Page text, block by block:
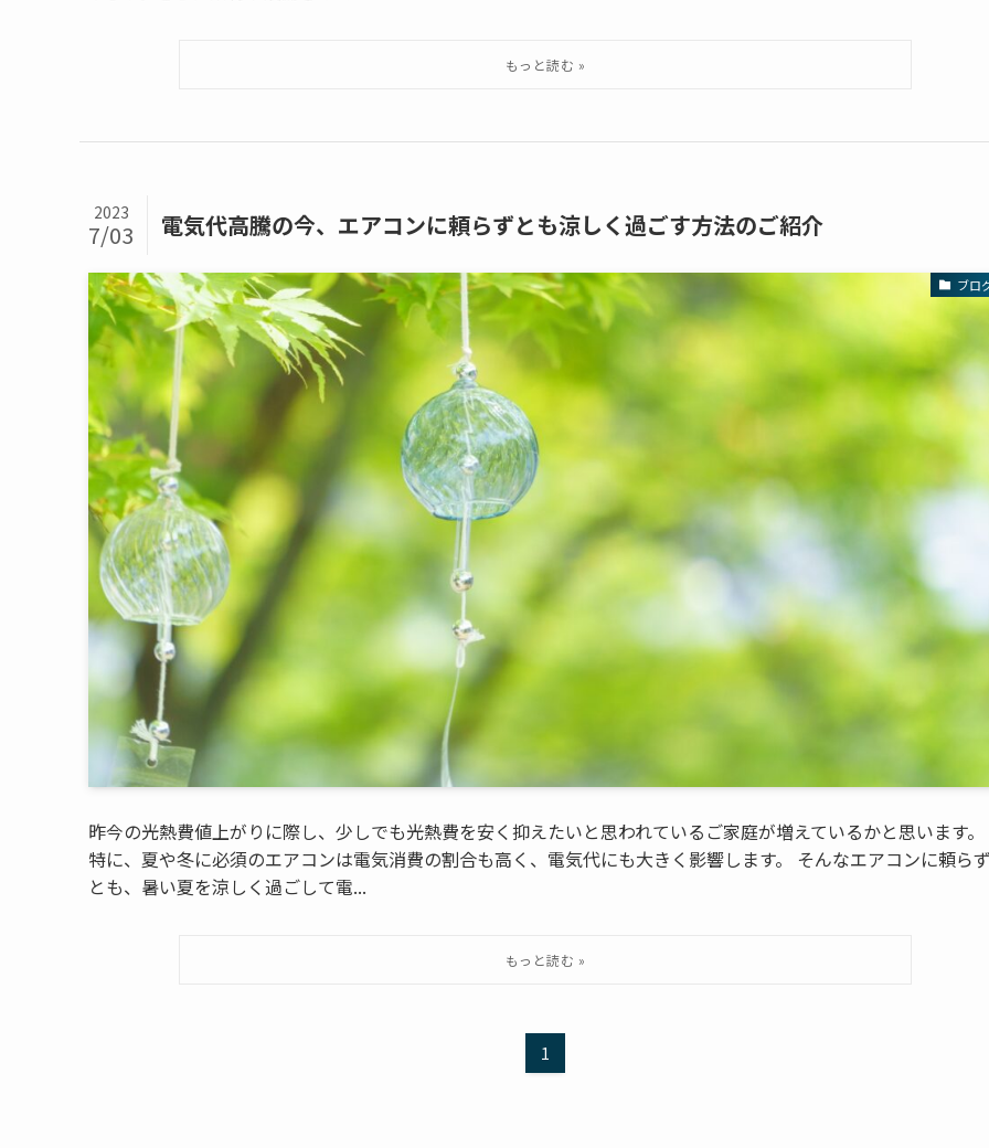
電気代高騰の今、エアコンに頼らずとも涼しく過ごす方法のご紹介
2023
7/03
ブロ
昨今の光熱費値上がりに際し、少しでも光熱費を安く抑えたいと思われているご家庭が増えているかと思います。
特に、夏や冬に必須のエアコンは電気消費の割合も高く、電気代にも大きく影響します。 そんなエアコンに頼ら
とも、暑い夏を涼しく過ごして電...
1